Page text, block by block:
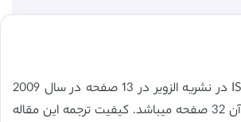
این مقاله انگلیسی ISI در نشریه الزویر در 13 صفحه در سال 2009
منتشر شده و ترجمه آن 32 صفحه میباشد. کیفیت ترجمه این مقاله